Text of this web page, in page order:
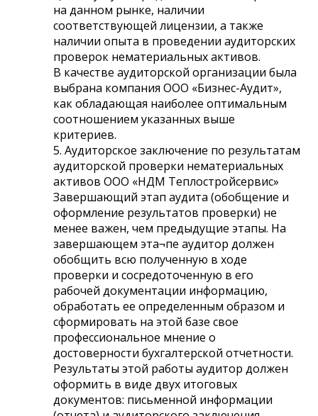
на данном рынке, наличии
соответствующей лицензии, а также
наличии опыта в проведении аудиторских
проверок нематериальных активов.
В качестве аудиторской организации была
выбрана компания ООО «Бизнес-Аудит»,
как обладающая наиболее оптимальным
соотношением указанных выше
критериев.
5. Аудиторское заключение по результатам
аудиторской проверки нематериальных
активов ООО «НДМ Теплостройсервис»
Завершающий этап аудита (обобщение и
оформление результатов проверки) не
менее важен, чем предыдущие этапы. На
завершающем эта¬пе аудитор должен
обобщить всю полученную в ходе
проверки и сосредоточенную в его
рабочей документации информацию,
обработать ее определенным образом и
сформировать на этой базе свое
профессиональное мнение о
достоверности бухгалтерской отчетности.
Результаты этой работы аудитор должен
оформить в виде двух итоговых
документов: письменной информации